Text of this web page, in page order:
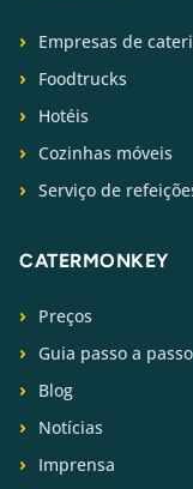
Empresas de
Foodtrucks
Hotéis
Cozinhas móveis
Serviço de
CATERMONKEY
Preços
Guia passo a passo
Blog
Notícias
Imprensa